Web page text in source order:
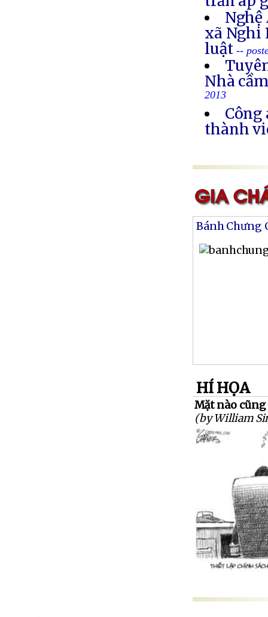
Nghệ
xã Nghi
luật--
Nhà
2013
thành
Bánh Chưng
HÍ HỌA
Mặt nào
(by William